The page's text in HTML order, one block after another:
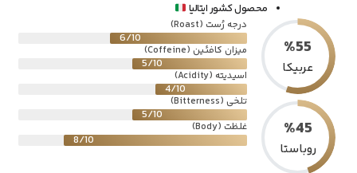
محصول کشور ایتالیا
55
%
عربیکا
45
%
روباستا
درجه رُست (Roast)
6/10
میزان کافئین (Coffeine)
5/10
اسیدیته (Acidity)
4/10
تلخی (Bitterness)
5/10
غلظت (Body)
8/10